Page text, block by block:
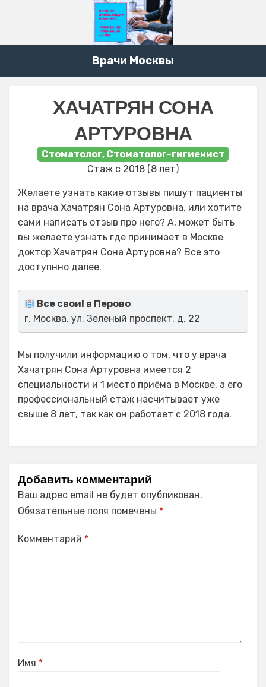
Врачи Москвы
ХАЧАТРЯН СОНА
АРТУРОВНА
Стоматолог, Стоматолог-гигиенист
Стаж с 2018 (8 лет)
Желаете узнать какие отзывы пишут пациенты
на врача Хачатрян Сона Артуровна, или хотите
сами написать отзыв про него? А, может быть
вы желаете узнать где принимает в Москве
доктор Хачатрян Сона Артуровна? Все это
доступнно далее.
Все свои! в Перово
г. Москва, ул. Зеленый проспект, д. 22
Мы получили информацию о том, что у врача
Хачатрян Сона Артуровна имеется 2
специальности и 1 место приёма в Москве, а его
профессиональный стаж насчитывает уже
свыше 8 лет, так как он работает с 2018 года.
Добавить комментарий
Ваш адрес email не будет опубликован.
Обязательные поля помечены *
Комментарий *
Имя *